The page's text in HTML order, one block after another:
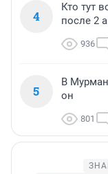
4
Кто тут
после 2
936
5
В
он
801